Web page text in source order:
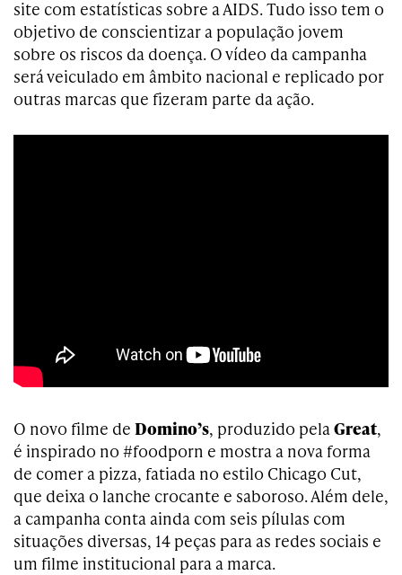
site com estatísticas sobre a AIDS. Tudo isso tem o
objetivo de conscientizar a população jovem
sobre os riscos da doença. O vídeo da campanha
será veiculado em âmbito nacional e replicado por
outras marcas que fizeram parte da ação.
O novo filme de Domino’s, produzido pelaGreat,
é inspirado no #foodporn e mostra a nova forma
de comer a pizza, fatiada no estilo Chicago Cut,
que deixa o lanche crocante e saboroso. Além dele,
a campanha conta ainda com seis pílulas com
situações diversas, 14 peças para as redes sociais e
um filme institucional para a marca.